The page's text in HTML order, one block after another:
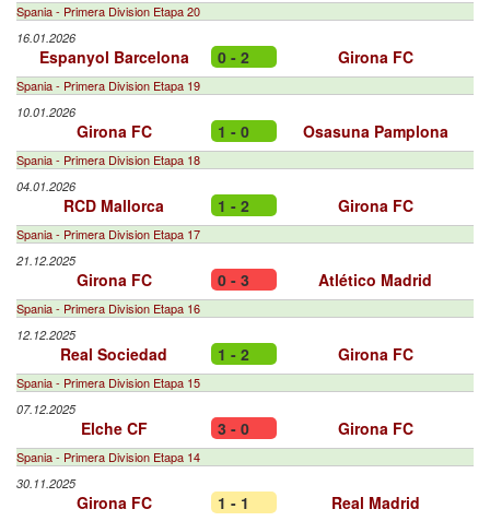
Spania - Primera Division Etapa 20
16.01.2026
Espanyol Barcelona 0 - 2 Girona FC
Spania - Primera Division Etapa 19
10.01.2026
Girona FC 1 - 0 Osasuna Pamplona
Spania - Primera Division Etapa 18
04.01.2026
RCD Mallorca 1 - 2 Girona FC
Spania - Primera Division Etapa 17
21.12.2025
Girona FC 0 - 3 Atlético Madrid
Spania - Primera Division Etapa 16
12.12.2025
Real Sociedad 1 - 2 Girona FC
Spania - Primera Division Etapa 15
07.12.2025
Elche CF 3 - 0 Girona FC
Spania - Primera Division Etapa 14
30.11.2025
Girona FC 1 - 1 Real Madrid